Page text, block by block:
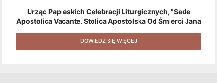
Urząd Papieskich Celebracji Liturgicznych, "Sede
Apostolica Vacante. Stolica Apostolska Od Śmierci Jana
Pawła II Do Wyboru Benedykta XVI" [2020] + Zestaw 6
Naklejek + Książka Niespodzianka + Kod Rabatowy Na
Kolejne Zakupy
DOWIEDZ SIĘ WIĘCEJ